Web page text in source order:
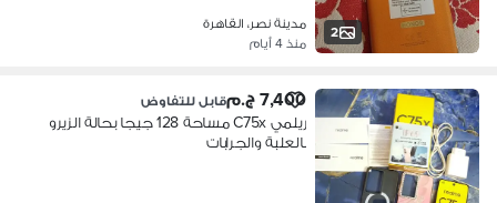
2
مدينة نصر، القاهرة
منذ 4 أيام
7,400 ج.م قابل للتفاوض
ريلمي C75x مساحة 128 جيجا بحالة الزيرو
بالعلبة والجرابات